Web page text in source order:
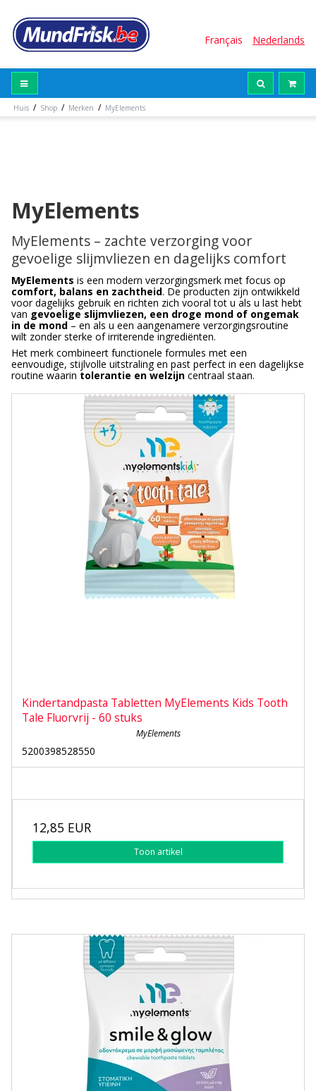
Français Nederlands
Huis / Shop / Merken / MyElements
MyElements
MyElements – zachte verzorging voor
gevoelige slijmvliezen en dagelijks comfort
MyElements is een modern verzorgingsmerk met focus op
comfort, balans en zachtheid. De producten zijn ontwikkeld
voor dagelijks gebruik en richten zich vooral tot u als u last hebt
van gevoelige slijmvliezen, een droge mond of ongemak
in de mond – en als u een aangenamere verzorgingsroutine
wilt zonder sterke of irriterende ingrediënten.
Het merk combineert functionele formules met een
eenvoudige, stijlvolle uitstraling en past perfect in een dagelijkse
routine waarin tolerantie en welzijn centraal staan.
Kindertandpasta Tabletten MyElements Kids Tooth
Tale Fluorvrij - 60 stuks
MyElements
5200398528550
12,85 EUR
Toon artikel